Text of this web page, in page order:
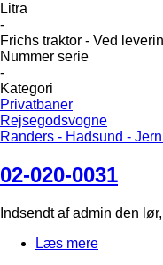
Litra
-
Frichs traktor - Ved
Nummer serie
-
Kategori
Privatbaner
Rejsegodsvogne
Randers - Hadsund -
02-020-0031
Indsendt afadmin den
Læs mere